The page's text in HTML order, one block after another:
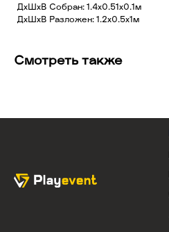
ДхШхВ Собран: 1.4х0.51х0.1м
ДхШхВ Разложен: 1.2х0.5х1м
Смотреть также